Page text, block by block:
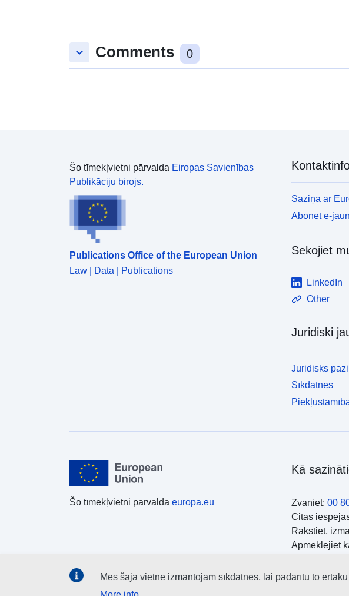
keyboard_arrow_down Comments 0
Šo tīmekļvietni pārvalda Eiropas Savienības
Publikāciju birojs.
Publications Office of the European Union
Law | Data | Publications
Saziņa ar
Abonēt e-
Sekojiet
LinkedIn
Other
Juridiski
Juridisks
Sīkdatnes
Šo tīmekļvietni pārvalda europa.eu
Kā
Zvaniet: 00
Citas
Rakstiet,
Apmeklējiet
Mēs šajā vietnē izmantojam sīkdatnes, lai padarītu to